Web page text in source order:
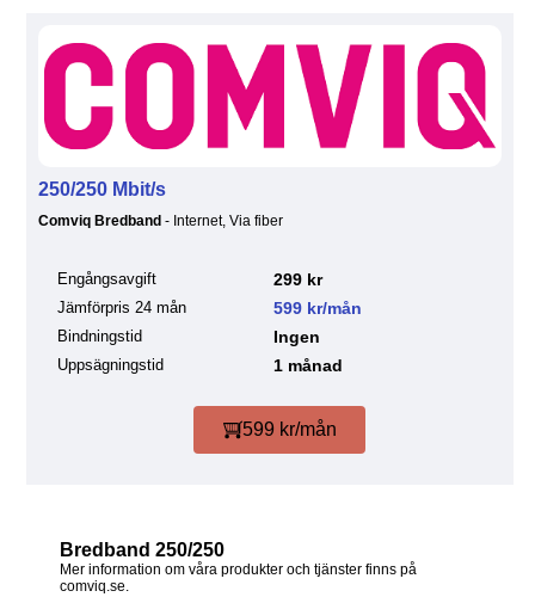
250/250 Mbit/s
Comviq Bredband - Internet, Via fiber
Engångsavgift 299 kr
Jämförpris 24 mån 599 kr/mån
Bindningstid Ingen
Uppsägningstid 1 månad
599 kr/mån
Bredband 250/250
Mer information om våra produkter och tjänster finns på
comviq.se.